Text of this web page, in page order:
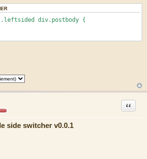
div.postbody {
side switcher v0.0.1
Citation